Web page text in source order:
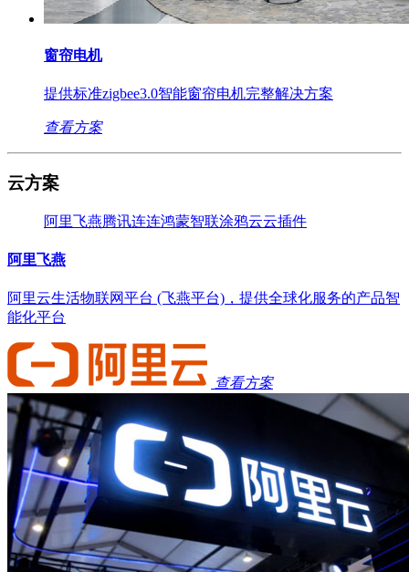
窗帘电机
提供标准zigbee3.0智能窗帘电机完整解决方案
查看方案
云方案
阿里飞燕腾讯连连鸿蒙智联涂鸦云云插件
阿里飞燕
阿里云生活物联网平台 (飞燕平台)，提供全球化服务的产品智
能化平台
查看方案